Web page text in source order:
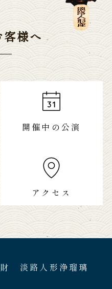
様へ
開催中の公演
アクセス
淡路人形浄瑠璃